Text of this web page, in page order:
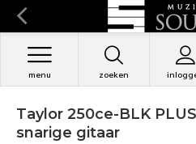
zoeken
menu
Taylor 250ce-BLK
snarige gitaar